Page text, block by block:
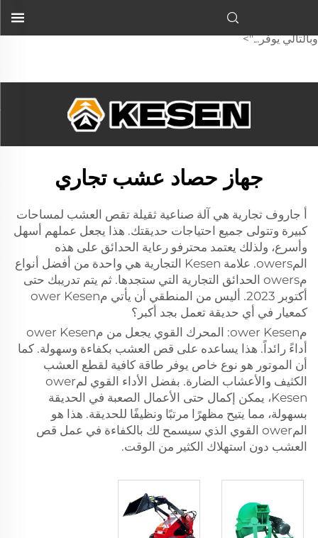
واسعة، ويُلبّي جميع احتياجات حديقتك. وهذا يجعل عملك أسهل وأسرع،
وبالتالي يوفّر...">
جهاز حصاد عشب تجاري
جاروف تجارية هي آلة صناعية ثقيلة تقص العشب لمساحات
كبيرة وتتولى جميع احتياجات حديقتك. هذا يجعل عملهم أسهل
وأسرع، ولذلك يعتمد محترفو رعاية الحدائق على هذه
المowers. علامة Kesen التجارية هي واحدة من أفضل أنواع
مowers الحدائق التجارية التي ستجدها. ثم يتم تدريبك حتى
أكتوبر 2023. أليس من المنطقي أن يأتي مower Kesen
كمعيار في أي حديقة تعمل بجد أكبر؟
مower Kesen: المحرك القوي يجعل من مower Kesen
أداءً رائداً. هذا يساعده على قص العشب بكفاءة وسهولة. كما
أن الموتور هو نوع خاص يوفر طاقة كافية لقطع العشب
الكثيف والأعشاب الضارة. بفضل الأداء القوي لمower
Kesen، يمكن إكمال حتى الأعمال الصعبة في الحديقة
بسهولة، مما يتيح مظهرًا مرتبًا ونظيفًا للحديقة. هذا هو
المower القوي الذي سيسمح لك بالكفاءة في عمل قص
العشب دون استهلاك الكثير من الوقت.